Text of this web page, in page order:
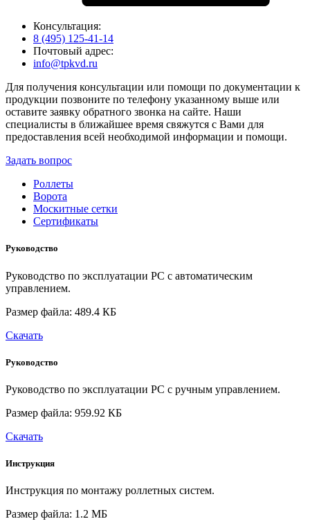
Консультация:
8 (495) 125-41-14
Почтовый адрес:
info@tpkvd.ru
Для получения консультации или помощи по документации к
продукции позвоните по телефону указанному выше или
оставите заявку обратного звонка на сайте. Наши
специалисты в ближайшее время свяжутся с Вами для
предоставления всей необходимой информации и помощи.
Задать вопрос
Роллеты
Ворота
Москитные сетки
Сертификаты
Руководство
Руководство по эксплуатации РС с автоматическим
управлением.
Размер файла: 489.4 КБ
Скачать
Руководство
Руководство по эксплуатации РС с ручным управлением.
Размер файла: 959.92 КБ
Скачать
Инструкция
Инструкция по монтажу роллетных систем.
Размер файла: 1.2 МБ